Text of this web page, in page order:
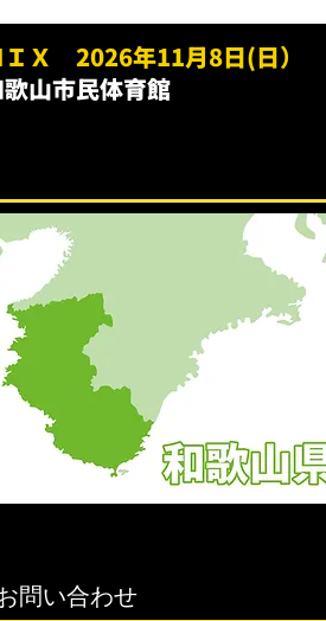
ＩＸ 2026年11月8日(日）
山市民体育館
問い合わせ